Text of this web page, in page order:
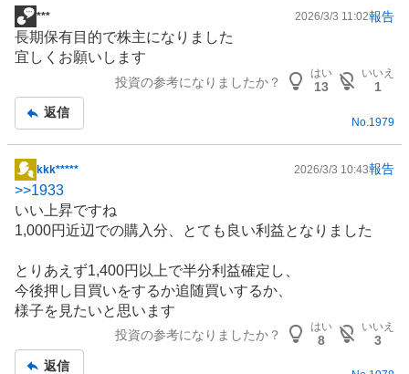
掲
示
板
*** 2026/3/3 11:02報告
長期保有目的で株主になりました
宜しくお願いします
投資の参考になりましたか？
はい
13
いいえ
1
返信
No. 1979
掲
示
板
記
kkk***** 2026/3/3 10:43報告
>>1933
いい上昇ですね
1,000円近辺での購入分、とても良い利益となりました
とりあえず1,400円以上で半分利益確定し、
今後押し目買いをするか追随買いするか、
様子を見たいと思います
投資の参考になりましたか？
はい
8
いいえ
3
返信